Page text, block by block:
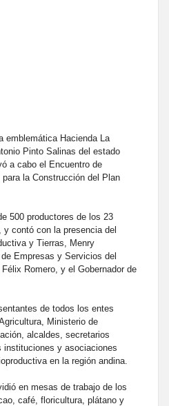
emblemática Hacienda La
Pinto Salinas del estado
a cabo el Encuentro de
la Construcción del Plan
500 productores de los 23
contó con la presencia del
y Tierras, Menry
Empresas y Servicios del
Romero, y el Gobernador de
de todos los entes
Ministerio de
alcaldes, secretarios
y asociaciones
en la región andina.
en mesas de trabajo de los
café, floricultura, plátano y